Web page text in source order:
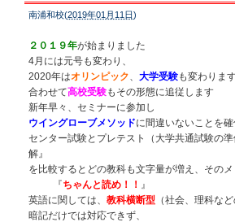
南浦和校(2019年01月11日)
２０１９年が始まりました
4月には元号も変わり、
2020年はオリンピック、 大学受験も変わりま
合わせて高校受験もその形態に追従します
新年早々、セミナーに参加し
ウイングローブメソッドに間違いないことを確
センター試験とプレテスト（大学共通試験の
解』
を比較するとどの教科も文字量が増え、その
『ちゃんと読め！！ 』
英語に関しては、 教科横断型 （社会、理科な
暗記だけでは対応できず、